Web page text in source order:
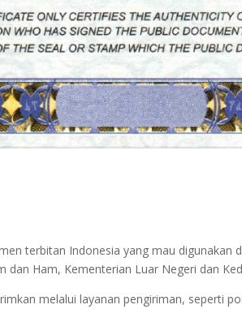
terbitan Indonesia yang mau digunakan
Ham, Kementerian Luar Negeri dan
melalui layanan pengiriman, seperti